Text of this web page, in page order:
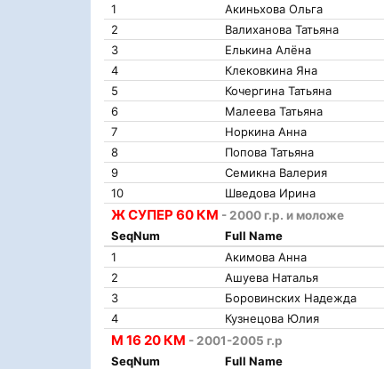
1
Акиньхова Ольга
2 Валиханова Татьяна
3 Елькина Алёна
4 Клековкина Яна
5 Кочергина Татьяна
6 Малеева Татьяна
7 Норкина Анна
8 Попова Татьяна
9 Семикна Валерия
10 Шведова Ирина
Ж СУПЕР 60 КМ - 2000 г.р. и моложе
SeqNum
Full Name
1
Акимова Анна
2 Ашуева Наталья
3 Боровинских Надежда
4 Кузнецова Юлия
М 16 20 КМ - 2001-2005 г.р
SeqNum
Full Name